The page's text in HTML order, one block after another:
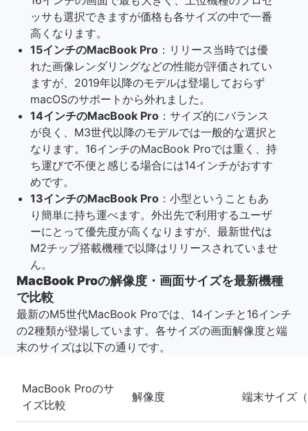
ッサも選択できますが価格も各サイズの中で一番
高くなります。
15インチのMacBook Pro ：リリース当時では優
れた画像レンダリングなどの性能が評価されてい
ますが、2019年以降のモデルは登場しておらず
macOSのサポートから外れました。
14インチのMacBook Pro ：サイズ的にバランス
が良く、M3世代以降のモデルでは一般的な選択と
なります。16インチのMacBook Proでは重く、持
ち運びで不便と感じる場合には14インチがおすす
めです。
13インチのMacBook Pro ：小型ということもあ
り簡単に持ち運べます。外出先で利用するユーザ
ーにとって優先度が高くなりますが、最新世代は
M2チップ搭載機種で以降はリリースされていませ
ん。
MacBook Proの解像度・画面サイズを最新機種
で比較
最新のM5世代MacBook Proでは、14インチと16インチ
の2種類が登場しています。各サイズの画面解像度と端
末のサイズは以下の通りです。
MacBook Proのサ
イズ比較
解像度 端末サイズ